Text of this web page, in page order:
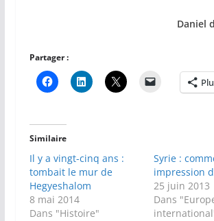
Daniel
Partager :
Similaire
Il y a vingt-cinq ans :
tombait le mur de
Hegyeshalom
8 mai 2014
Dans "Histoire"
Syrie :
impression
25 juin 2013
Dans